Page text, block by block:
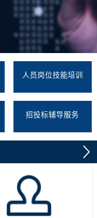
人员岗位技能培训
招投标辅导服务